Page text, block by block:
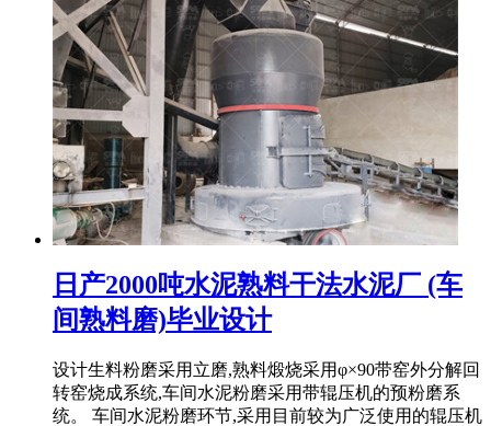
日产2000吨水泥熟料干法水泥厂 (车
间熟料磨)毕业设计
设计生料粉磨采用立磨,熟料煅烧采用φ×90带窑外分解回
转窑烧成系统,车间水泥粉磨采用带辊压机的预粉磨系
统。 车间水泥粉磨环节,采用目前较为广泛使用的辊压机